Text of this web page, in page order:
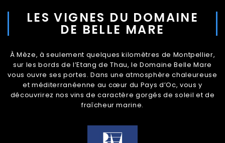
LES VIGNES DU DOMAINE
DE BELLE MARE
À Mèze, à seulement quelques kilomètres de Montpellier,
sur les bords de l’Etang de Thau, le Domaine Belle Mare
vous ouvre ses portes. Dans une atmosphère chaleureuse
et méditerranéenne au cœur du Pays d’Oc, vous y
découvrirez nos vins de caractère gorgés de soleil et de
fraîcheur marine.